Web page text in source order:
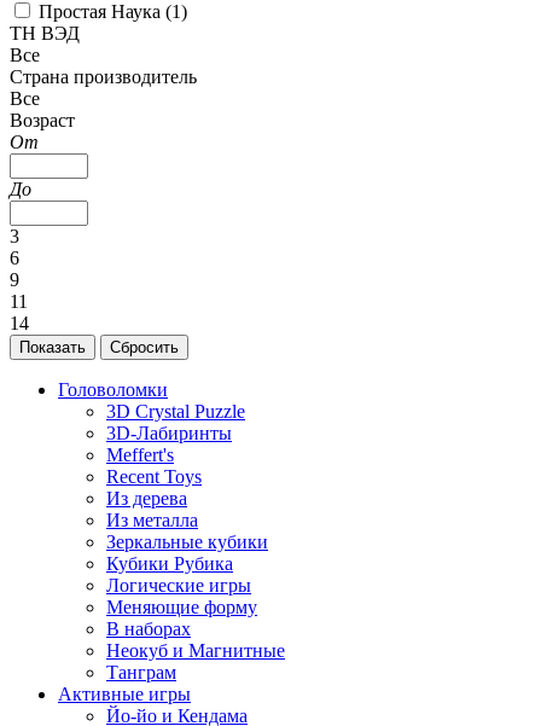
Простая Наука (1)
ТН ВЭД
Все
Страна производитель
Все
Возраст
От
До
3
6
9
11
14
Головоломки
3D Crystal Puzzle
3D-Лабиринты
Meffert's
Recent Toys
Из дерева
Из металла
Зеркальные кубики
Кубики Рубика
Логические игры
Меняющие форму
В наборах
Неокуб и Магнитные
Танграм
Активные игры
Йо-йо и Кендама